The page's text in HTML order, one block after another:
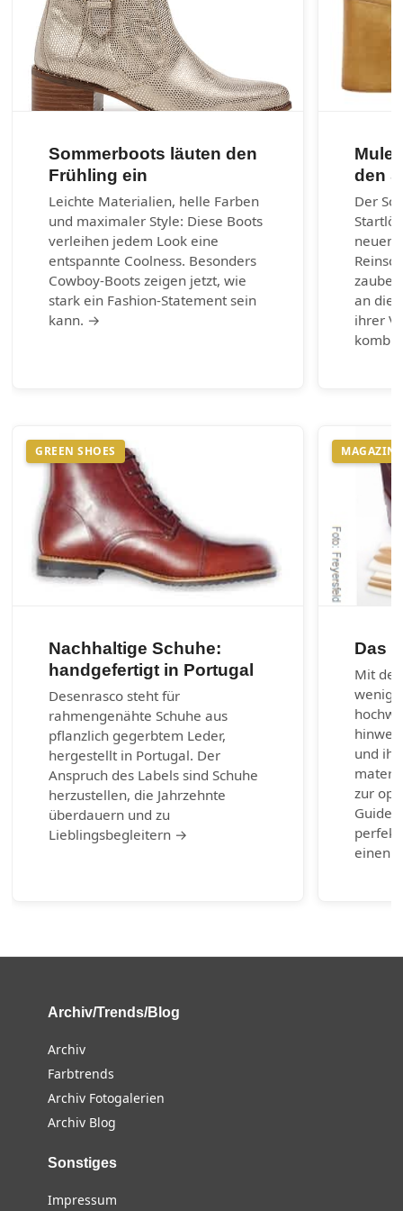
Sommerboots läuten den
Frühling ein
Leichte Materialien, helle Farben
und maximaler Style: Diese Boots
verleihen jedem Look eine
entspannte Coolness. Besonders
Cowboy-Boots zeigen jetzt, wie
stark ein Fashion-Statement sein
kann. →
den
Der
neuen
an die
ihrer
GREEN SHOES
Nachhaltige Schuhe:
handgefertigt in Portugal
Desenrasco steht für
rahmengenähte Schuhe aus
pflanzlich gegerbtem Leder,
hergestellt in Portugal. Der
Anspruch des Labels sind Schuhe
herzustellen, die Jahrzehnte
überdauern und zu
Lieblingsbegleitern →
MAGAZIN
Das
Mit
wenig
und
zur
Guide
einen
Archiv/Trends/Blog
Archiv
Farbtrends
Archiv Fotogalerien
Archiv Blog
Sonstiges
Impressum